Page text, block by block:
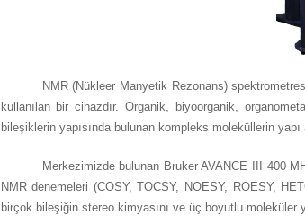
NMR (Nükleer Manyetik Rezonans) spektrometresi,
kullanılan bir cihazdır. Organik, biyoorganik,
bileşiklerin yapısında bulunan kompleks moleküllerin
Merkezimizde bulunan Bruker AVANCE III 400
NMR denemeleri (COSY, TOCSY, NOESY, ROESY,
birçok bileşiğin stereo kimyasını ve üç boyutlu moleküler